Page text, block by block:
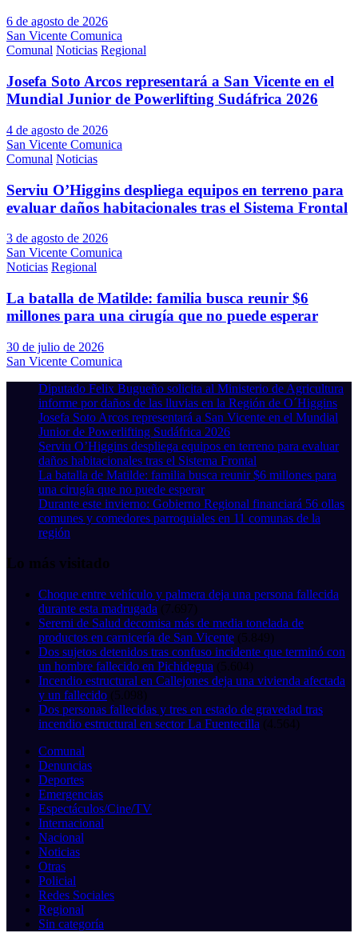
6 de agosto de 2026
San Vicente Comunica
Comunal Noticias Regional
Josefa Soto Arcos representará a San Vicente en el
Mundial Junior de Powerlifting Sudáfrica 2026
4 de agosto de 2026
San Vicente Comunica
Comunal Noticias
Serviu O’Higgins despliega equipos en terreno para
evaluar daños habitacionales tras el Sistema Frontal
3 de agosto de 2026
San Vicente Comunica
Noticias Regional
La batalla de Matilde: familia busca reunir $6
millones para una cirugía que no puede esperar
30 de julio de 2026
San Vicente Comunica
Diputado Felix Bugueño solicita al Ministerio de Agricultura
informe por daños de las lluvias en la Región de O´Higgins
Josefa Soto Arcos representará a San Vicente en el Mundial
Junior de Powerlifting Sudáfrica 2026
Serviu O’Higgins despliega equipos en terreno para evaluar
daños habitacionales tras el Sistema Frontal
La batalla de Matilde: familia busca reunir $6 millones para
una cirugía que no puede esperar
Durante este invierno: Gobierno Regional financiará 56 ollas
comunes y comedores parroquiales en 11 comunas de la
región
Lo más visitado
Choque entre vehículo y palmera deja una persona fallecida
durante esta madrugada (7.697)
Seremi de Salud decomisa más de media tonelada de
productos en carnicería de San Vicente (5.849)
Dos sujetos detenidos tras confuso incidente que terminó con
un hombre fallecido en Pichidegua (5.604)
Incendio estructural en Callejones deja una vivienda afectada
y un fallecido (5.098)
Dos personas fallecidas y tres en estado de gravedad tras
incendio estructural en sector La Fuentecilla (4.564)
Comunal
Denuncias
Deportes
Emergencias
Espectáculos/Cine/TV
Internacional
Nacional
Noticias
Otras
Policial
Redes Sociales
Regional
Sin categoría